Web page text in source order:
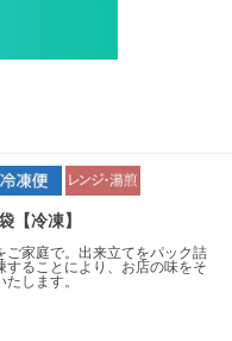
【冷凍】
ご家庭で。出来立てをパック詰
することにより、お店の味をそ
たします。